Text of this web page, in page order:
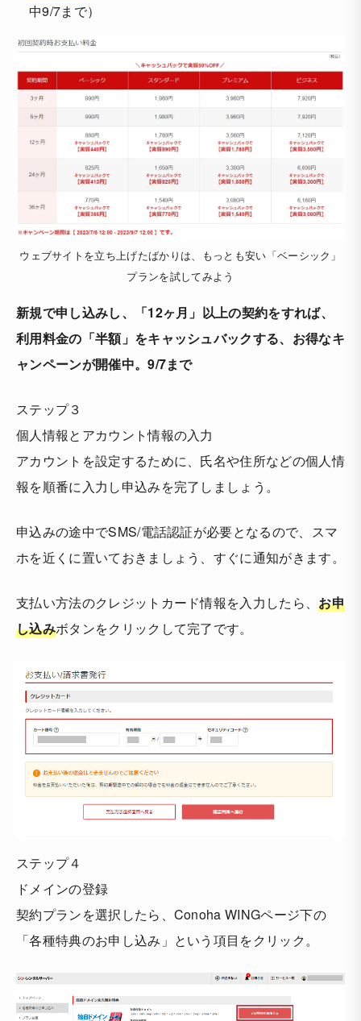
中9/7まで）
ウェブサイトを立ち上げたばかりは、もっとも安い「ベーシック」
プランを試してみよう
新規で申し込みし、「12ヶ月」以上の契約をすれば、
利用料金の「半額」をキャッシュバックする、お得なキ
ャンペーンが開催中。9/7まで
ステップ３
個人情報とアカウント情報の入力
アカウントを設定するために、氏名や住所などの個人情
報を順番に入力し申込みを完了しましょう。
申込みの途中でSMS/電話認証が必要となるので、スマ
ホを近くに置いておきましょう、すぐに通知がきます。
支払い方法のクレジットカード情報を入力したら、お申
し込みボタンをクリックして完了です。
ステップ４
ドメインの登録
契約プランを選択したら、Conoha WINGページ下の
「各種特典のお申し込み」という項目をクリック。